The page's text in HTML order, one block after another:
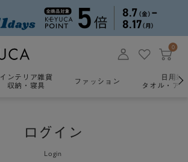
0
インテリア雑貨
収納・寝具
ファッション
日用雑
タオル・ア
ログイン
Login